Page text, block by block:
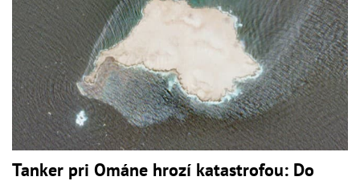
Tanker pri Ománe hrozí katastrofou: Do